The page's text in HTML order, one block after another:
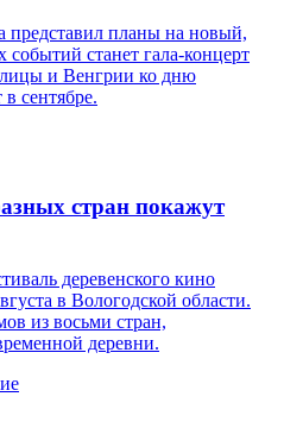
представил планы на новый,
станет гала-концерт
и Венгрии ко дню
сентябре.
стран покажут
деревенского кино
в Вологодской области.
из восьми стран,
деревни.